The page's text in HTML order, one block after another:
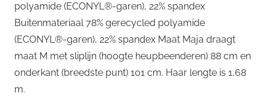
polyamide (ECONYL®-garen), 22% spandex
Buitenmateriaal 78% gerecycled polyamide
(ECONYL®-garen), 22% spandex Maat Maja draagt
maat M met sliplijn (hoogte heupbeenderen) 88 cm en
onderkant (breedste punt) 101 cm. Haar lengte is 1,68
m.